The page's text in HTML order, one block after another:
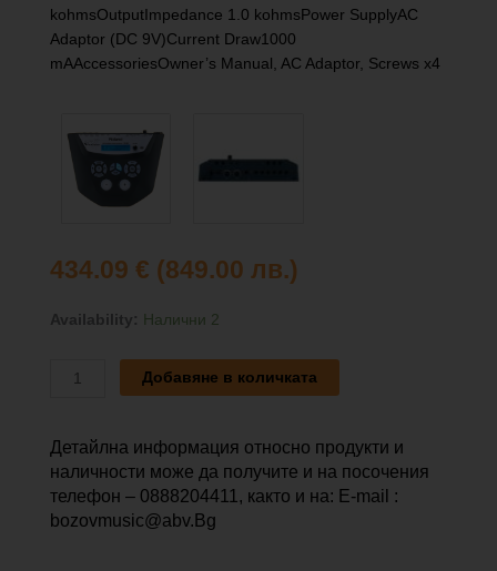
kohmsOutputImpedance 1.0 kohmsPower SupplyAC
Adaptor (DC 9V)Current Draw1000
mAAccessoriesOwner’s Manual, AC Adaptor, Screws x4
434.09 € (849.00 лв.)
Availability: Налични 2
количество
SOUND
MODULE
Добавяне в количката
Детайлна информация относно продукти и
наличности може да получите и на посочения
телефон – 0888204411, както и на: E-mail :
bozovmusic@abv.Bg